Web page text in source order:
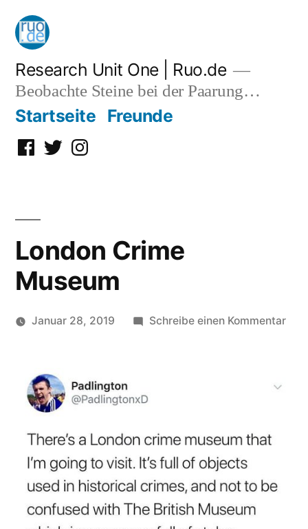
Zum
Inhalt
springen
Research Unit One | Ruo.de
Beobachte Steine bei der Paarung…
Startseite Freunde
Facebook
TwitterInstagram
London Crime
Museum
Januar 28, 2019 Schreibe einen Kommentarzu